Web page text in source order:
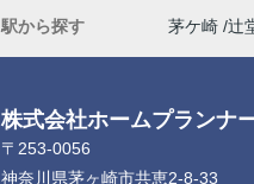
駅から探す
茅ケ崎 辻
株式会社ホームプランナ
〒253-0056
神奈川県茅ヶ崎市共恵2-8-33